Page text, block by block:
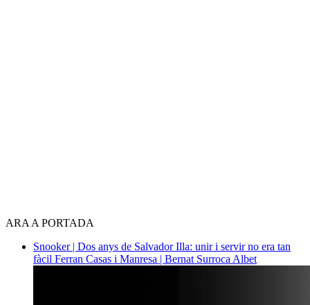
ARA A PORTADA
Snooker | Dos anys de Salvador Illa: unir i servir no era tan
fàcil Ferran Casas i Manresa | Bernat Surroca Albet